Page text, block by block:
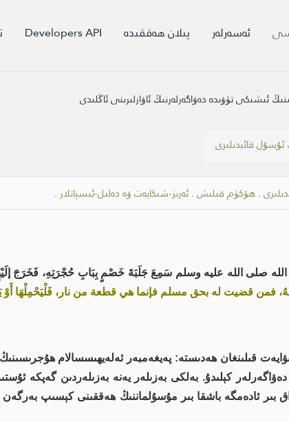
ئەسەرلەر پىلان ھەققىدە Developers API
ئىشىكى تۈۋىدە دەۋاگەرلەرنىڭ ئاۋازلىرىنى ئاڭلىدى
قائىدىلىرى
. ھۆكۈم قىلىش . ئەرىز-شىكايەت ۋە دەلىل-ئىسپاتلار .
صلى الله عليه وسلم سَمِعَ جَلَبَةَ خَصْمٍ بِبَابِ حُجْرَتِهِ، فَخَرَجَ
قضيت له بحق مسلم فإنما هي قطعة من نار، فَلْيَحْمِلْهَا أَوْ
قىلىنغان ھەدىستە: پەيغەمبەر ئەلەيھىسسالام
كېلىدۇ. بەلكى بەزىلەر يەنە بەزىلەردىن گەپكە
بىر ئادەمگە باشقا بىر مۇسۇلماننىڭ ھەققىنى كېسىپ